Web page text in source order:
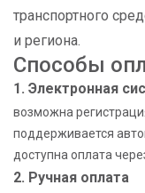
транспортного
и региона.
Способы
1. Электронная
возможна
поддерживается
доступна оплата
2. Ручная оплата